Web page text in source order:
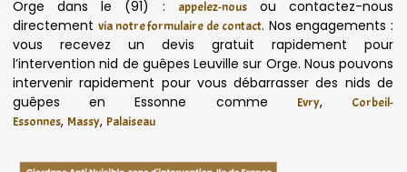
Orge dans le (91) :
appelez-nousou contactez-nous
directement via notre formulaire de contact. Nos engagements :
vous recevez un devis gratuit rapidement pour
l’intervention nid de guêpes Leuville sur Orge. Nous pouvons
intervenir rapidement pour vous débarrasser des nids de
guêpes en Essonne comme
Evry,
Corbeil-
Essonnes, Massy, Palaiseau